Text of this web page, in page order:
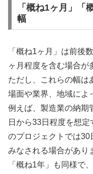
「概ね1ヶ月」「
幅
「概ね1ヶ月」は前後
ヶ月程度を含む場合が
ただし、これらの幅は
場面や業界、地域によ
例えば、製造業の納期
日から33日程度を想
のプロジェクトでは30
みなされる場合があり
「概ね1年」も同様で